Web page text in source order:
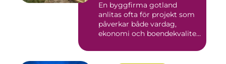
En byggfirma gotland
anlitas ofta för projekt som
påverkar både vardag,
ekonomi och boendekvalitet